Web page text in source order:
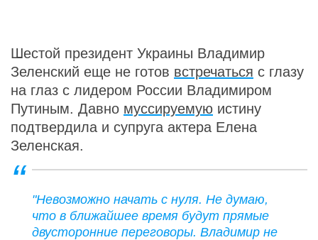
Шестой президент Украины Владимир
Зеленский еще не готов встречаться с глазу
на глаз с лидером России Владимиром
Путиным. Давно муссируемую истину
подтвердила и супруга актера Елена
Зеленская.
"Невозможно начать с нуля. Не думаю,
что в ближайшее время будут прямые
двусторонние переговоры. Владимир не